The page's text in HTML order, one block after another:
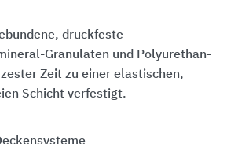
druckfeste
Granulaten und Polyurethan-
Zeit zu einer elastischen,
Schicht verfestigt.